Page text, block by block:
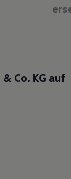
Co. KG auf